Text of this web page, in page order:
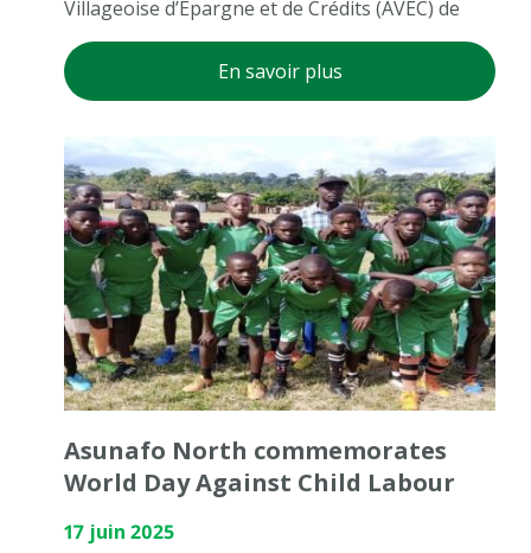
Villageoise d’Épargne et de Crédits (AVEC) de
En savoir plus
Asunafo North commemorates
World Day Against Child Labour
17 juin 2025